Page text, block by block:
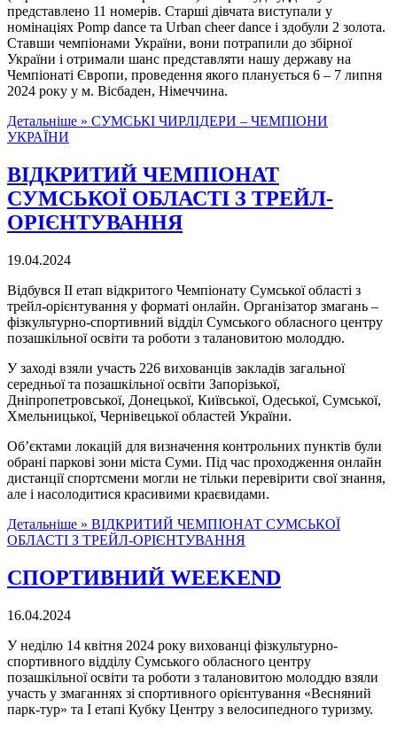
представлено 11 номерів. Старші дівчата виступали у
номінаціях Pomp dance та Urban cheer dance і здобули 2 золота.
Ставши чемпіонами України, вони потрапили до збірної
України і отримали шанс представляти нашу державу на
Чемпіонаті Європи, проведення якого планується 6 – 7 липня
2024 року у м. Вісбаден, Німеччина.
Детальніше » СУМСЬКІ ЧИРЛІДЕРИ – ЧЕМПІОНИ
УКРАЇНИ
ВІДКРИТИЙ ЧЕМПІОНАТ
СУМСЬКОЇ ОБЛАСТІ З ТРЕЙЛ-
ОРІЄНТУВАННЯ
19.04.2024
Відбувся ІІ етап відкритого Чемпіонату Сумської області з
трейл-орієнтування у форматі онлайн. Організатор змагань –
фізкультурно-спортивний відділ Сумського обласного центру
позашкільної освіти та роботи з талановитою молоддю.
У заході взяли участь 226 вихованців закладів загальної
середньої та позашкільної освіти Запорізької,
Дніпропетровської, Донецької, Київської, Одеської, Сумської,
Хмельницької, Чернівецької областей України.
Об’єктами локацій для визначення контрольних пунктів були
обрані паркові зони міста Суми. Під час проходження онлайн
дистанції спортсмени могли не тільки перевірити свої знання,
але і насолодитися красивими краєвидами.
Детальніше » ВІДКРИТИЙ ЧЕМПІОНАТ СУМСЬКОЇ
ОБЛАСТІ З ТРЕЙЛ-ОРІЄНТУВАННЯ
СПОРТИВНИЙ WEEKEND
16.04.2024
У неділю 14 квітня 2024 року вихованці фізкультурно-
спортивного відділу Сумського обласного центру
позашкільної освіти та роботи з талановитою молоддю взяли
участь у змаганнях зі спортивного орієнтування «Весняний
парк-тур» та І етапі Кубку Центру з велосипедного туризму.